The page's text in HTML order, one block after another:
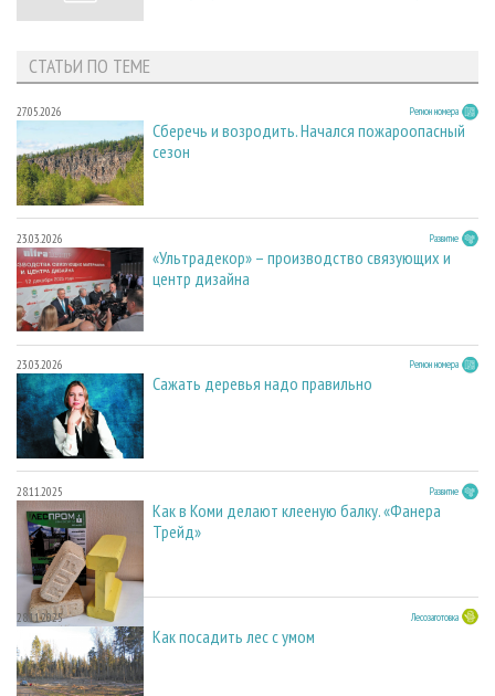
СТАТЬИ ПО ТЕМЕ
27.05.2026 Регион номера
Сберечь и возродить. Начался пожароопасный
сезон
23.03.2026 Развитие
«Ультрадекор» – производство связующих и
центр дизайна
23.03.2026 Регион номера
Сажать деревья надо правильно
28.11.2025 Развитие
Как в Коми делают клееную балку. «Фанера
Трейд»
28.11.2025 Лесозаготовка
Как посадить лес с умом